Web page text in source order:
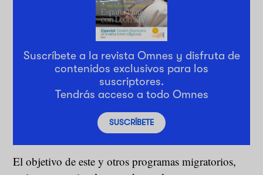
Suscríbete a la revista Omnes y disfruta de
contenidos exclusivos para los
suscriptores.
Tendrás acceso a todo Omnes
SUSCRÍBETE
El objetivo de este y otros programas migratorios,